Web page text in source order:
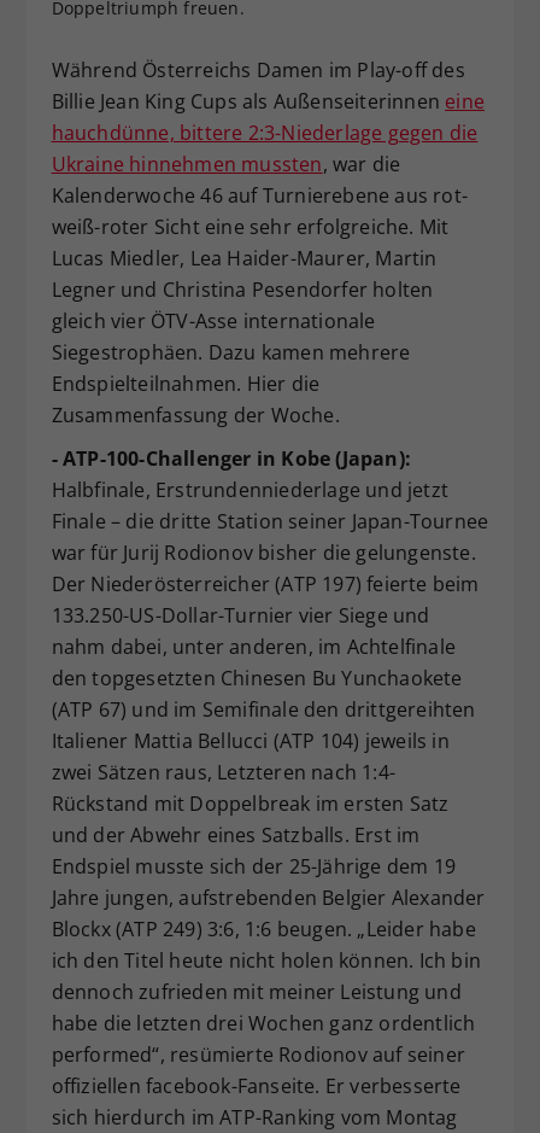
Doppeltriumph freuen.
Während Österreichs Damen im Play-off des
Billie Jean King Cups als Außenseiterinnen eine
hauchdünne, bittere 2:3-Niederlage gegen die
Ukraine hinnehmen mussten, war die
Kalenderwoche 46 auf Turnierebene aus rot-
weiß-roter Sicht eine sehr erfolgreiche. Mit
Lucas Miedler, Lea Haider-Maurer, Martin
Legner und Christina Pesendorfer holten
gleich vier ÖTV-Asse internationale
Siegestrophäen. Dazu kamen mehrere
Endspielteilnahmen. Hier die
Zusammenfassung der Woche.
- ATP-100-Challenger in Kobe (Japan):
Halbfinale, Erstrundenniederlage und jetzt
Finale – die dritte Station seiner Japan-Tournee
war für Jurij Rodionov bisher die gelungenste.
Der Niederösterreicher (ATP 197) feierte beim
133.250-US-Dollar-Turnier vier Siege und
nahm dabei, unter anderen, im Achtelfinale
den topgesetzten Chinesen Bu Yunchaokete
(ATP 67) und im Semifinale den drittgereihten
Italiener Mattia Bellucci (ATP 104) jeweils in
zwei Sätzen raus, Letzteren nach 1:4-
Rückstand mit Doppelbreak im ersten Satz
und der Abwehr eines Satzballs. Erst im
Endspiel musste sich der 25-Jährige dem 19
Jahre jungen, aufstrebenden Belgier Alexander
Blockx (ATP 249) 3:6, 1:6 beugen. „Leider habe
ich den Titel heute nicht holen können. Ich bin
dennoch zufrieden mit meiner Leistung und
habe die letzten drei Wochen ganz ordentlich
performed“, resümierte Rodionov auf seiner
offiziellen facebook-Fanseite. Er verbesserte
sich hierdurch im ATP-Ranking vom Montag
Zweck
zufällig generierte ID, für die
historische Speicherung Ihrer
vorgenommen Einstellungen, falls der
Webseiten-Betreiber dies eingestellt
hat.